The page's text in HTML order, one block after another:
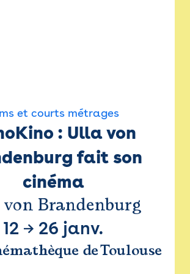
et courts métrages
: Ulla von
fait son
cinéma
Brandenburg
12 → 26 janv.
de Toulouse